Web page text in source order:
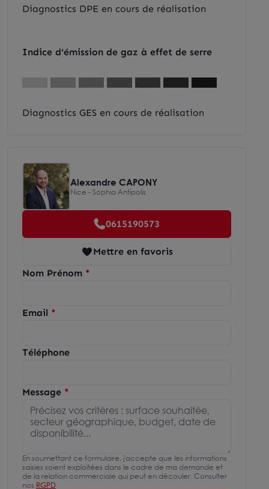
Diagnostics DPE en cours de réalisation
Indice d'émission de gaz à effet de serre
Diagnostics GES en cours de réalisation
Alexandre CAPONY
Nice - Sophia Antipolis
0615190573
Mettre en favoris
Nom Prénom
Email
Téléphone
Message
En soumettant ce formulaire, j'accepte que les informations
saisies soient exploitées dans le cadre de ma demande et
de la relation commerciale qui peut en découler. Consulter
nos RGPD